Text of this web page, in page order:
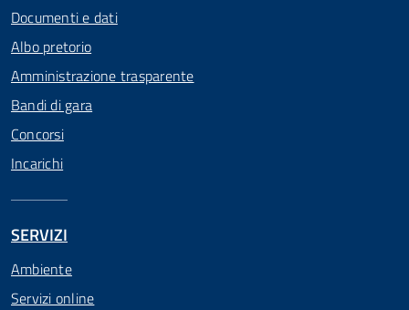
Documenti e dati
Albo pretorio
Amministrazione trasparente
Bandi di gara
Concorsi
Incarichi
SERVIZI
Ambiente
Servizi online